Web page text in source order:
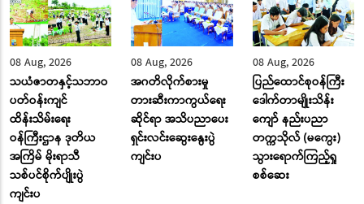
08 Aug, 2026
သယံဇာတနှင့်သဘာဝ
ပတ်ဝန်းကျင်
ထိန်းသိမ်းရေး
ဝန်ကြီးဌာန ဒုတိယ
အကြိမ် မိုးရာသီ
သစ်ပင်စိုက်ပျိုးပွဲ
ကျင်းပ
08 Aug, 2026
အဂတိလိုက်စားမှု
တားဆီးကာကွယ်ရေး
ဆိုင်ရာ အသိပညာပေး
ရှင်းလင်းဆွေးနွေးပွဲ
ကျင်းပ
08 Aug, 2026
ပြည်ထောင်စုဝန်ကြီး
ဒေါက်တာမျိုးသိန်း
ကျော် နည်းပညာ
တက္ကသိုလ် (မကွေး)
သွားရောက်ကြည့်ရှု
စစ်ဆေး